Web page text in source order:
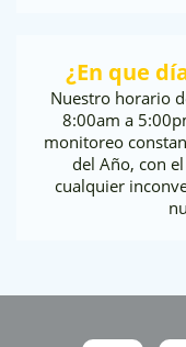
¿En que
Nuestro horario
8:00am a
monitoreo
del Año, con
cualquier